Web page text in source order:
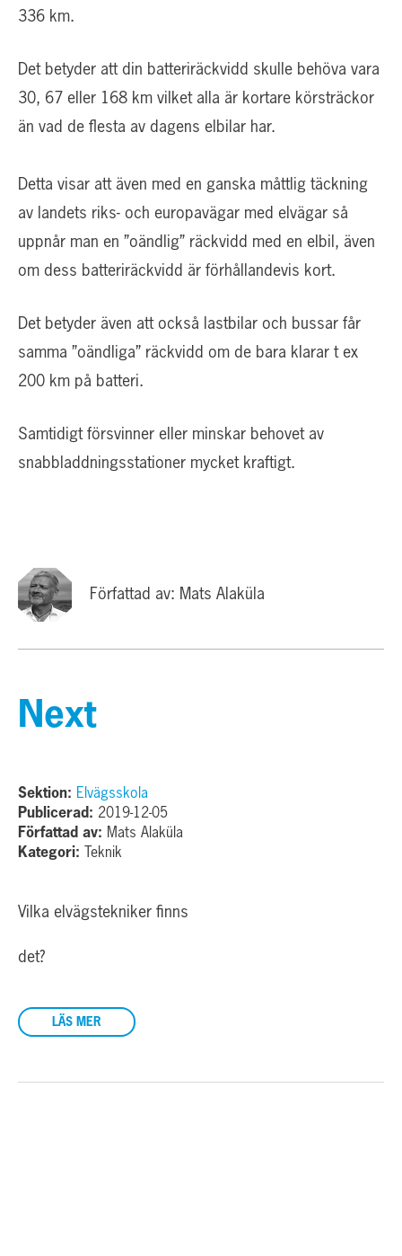
336 km.
Det betyder att din batteriräckvidd skulle behöva vara
30, 67 eller 168 km vilket alla är kortare körsträckor
än vad de flesta av dagens elbilar har.
Detta visar att även med en ganska måttlig täckning
av landets riks- och europavägar med elvägar så
uppnår man en ”oändlig” räckvidd med en elbil, även
om dess batteriräckvidd är förhållandevis kort.
Det betyder även att också lastbilar och bussar får
samma ”oändliga” räckvidd om de bara klarar t ex
200 km på batteri.
Samtidigt försvinner eller minskar behovet av
snabbladdningsstationer mycket kraftigt.
Författad av: Mats Alaküla
Next
Sektion: Elvägsskola
Publicerad: 2019-12-05
Författad av: Mats Alaküla
Kategori: Teknik
Vilka elvägstekniker finns
det?
LÄS MER